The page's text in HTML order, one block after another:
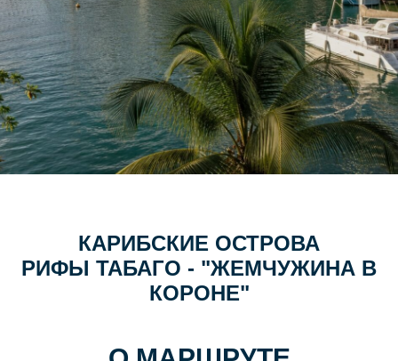
КАРИБСКИЕ ОСТРОВА
РИФЫ ТАБАГО - "ЖЕМЧУЖИНА В
КОРОНЕ"